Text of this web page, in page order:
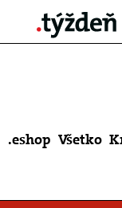
.eshop Všetko